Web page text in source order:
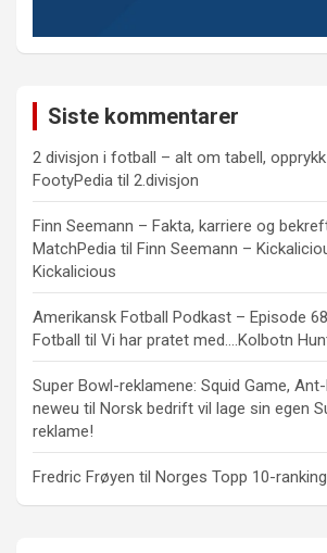
Siste kommentarer
2 divisjon i fotball – alt om tabell,
FootyPedia til 2.divisjon
Finn Seemann – Fakta, karriere og
MatchPedia til Finn Seemann –
Kickalicious
Amerikansk Fotball Podkast – Episode
Fotball til Vi har pratet med….Kolbotn
Super Bowl-reklamene: Squid Game,
neweu til Norsk bedrift vil lage sin egen
reklame!
Fredric Frøyen til Norges Topp 10-